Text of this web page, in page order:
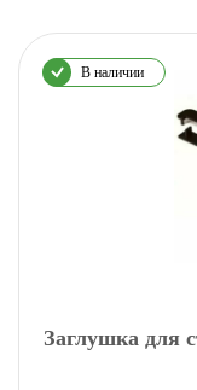
В наличии
Заглушка для